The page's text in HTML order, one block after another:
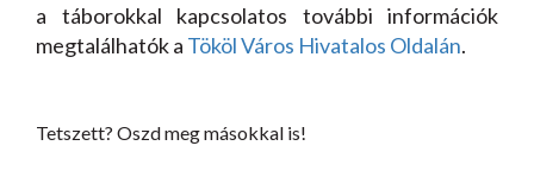
a táborokkal kapcsolatos további információk
megtalálhatók a Tököl Város Hivatalos Oldalán.
Tetszett? Oszd meg másokkal is!